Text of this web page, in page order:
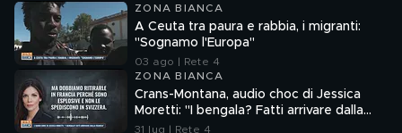
ZONA BIANCA
A Ceuta tra paura e rabbia, i migranti:
"Sognamo l'Europa"
03 ago | Rete 4
ZONA BIANCA
Crans-Montana, audio choc di Jessica
Moretti: "I bengala? Fatti arrivare dalla
Francia"
31 lug | Rete 4